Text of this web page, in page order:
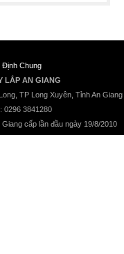
Định Chung
LẮP AN GIANG
TP Long Xuyên, Tỉnh An Giang
: 0296 3841280
cấp lần đầu ngày 19/8/2010